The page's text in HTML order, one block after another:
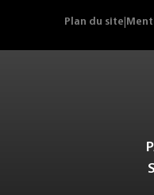
Plan du site